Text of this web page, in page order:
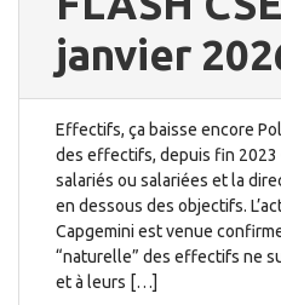
janvier
Effectifs, ça baisse encore
des effectifs, depuis fin 2023
salariés ou salariées et la
en dessous des objectifs.
Capgemini est venue
“naturelle” des effectifs ne
et à leurs […]